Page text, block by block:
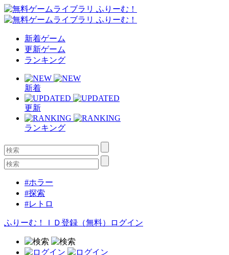
新着ゲーム
更新ゲーム
ランキング
新着
更新
ランキング
#ホラー
#探索
#レトロ
ふりーむ！ＩＤ登録（無料） ログイン